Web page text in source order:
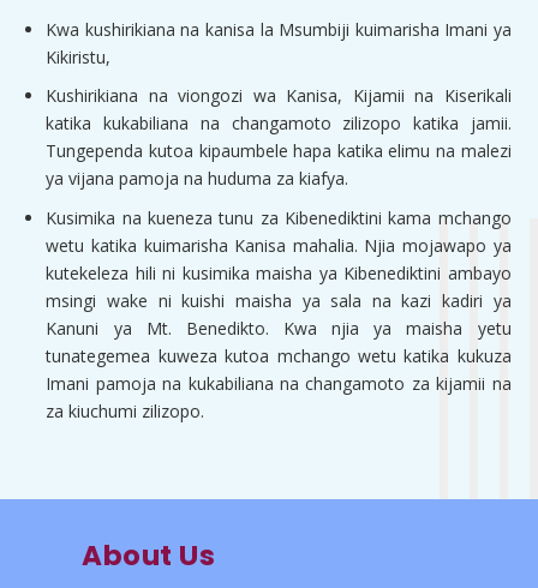
Kwa kushirikiana na kanisa la Msumbiji kuimarisha Imani ya
Kikiristu,
Kushirikiana na viongozi wa Kanisa, Kijamii na Kiserikali
katika kukabiliana na changamoto zilizopo katika jamii.
Tungependa kutoa kipaumbele hapa katika elimu na malezi
ya vijana pamoja na huduma za kiafya.
Kusimika na kueneza tunu za Kibenediktini kama mchango
wetu katika kuimarisha Kanisa mahalia. Njia mojawapo ya
kutekeleza hili ni kusimika maisha ya Kibenediktini ambayo
msingi wake ni kuishi maisha ya sala na kazi kadiri ya
Kanuni ya Mt. Benedikto. Kwa njia ya maisha yetu
tunategemea kuweza kutoa mchango wetu katika kukuza
Imani pamoja na kukabiliana na changamoto za kijamii na
za kiuchumi zilizopo.
About Us